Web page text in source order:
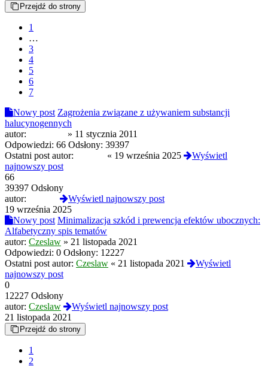
Przejdź do strony
1
…
3
4
5
6
7
Nowy post Zagrożenia związane z używaniem substancji
halucynogennych
autor:
» 11 stycznia 2011
Odpowiedzi: 66 Odsłony: 39397
Ostatni post autor:
« 19 września 2025
Wyświetl
najnowszy post
66
39397 Odsłony
autor:
Wyświetl najnowszy post
19 września 2025
Nowy post Minimalizacja szkód i prewencja efektów ubocznych:
Alfabetyczny spis tematów
autor: Czeslaw » 21 listopada 2021
Odpowiedzi: 0 Odsłony: 12227
Ostatni post autor: Czeslaw « 21 listopada 2021
Wyświetl
najnowszy post
0
12227 Odsłony
autor: Czeslaw
Wyświetl najnowszy post
21 listopada 2021
Przejdź do strony
1
2